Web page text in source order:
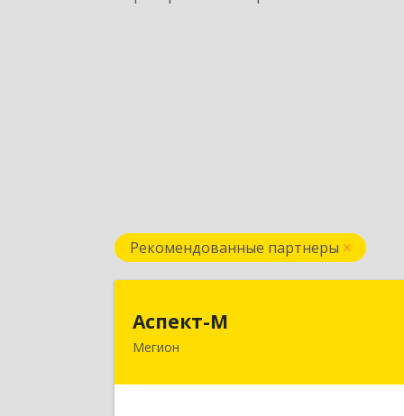
Рекомендованные партнеры
Аспект-М
Мегион